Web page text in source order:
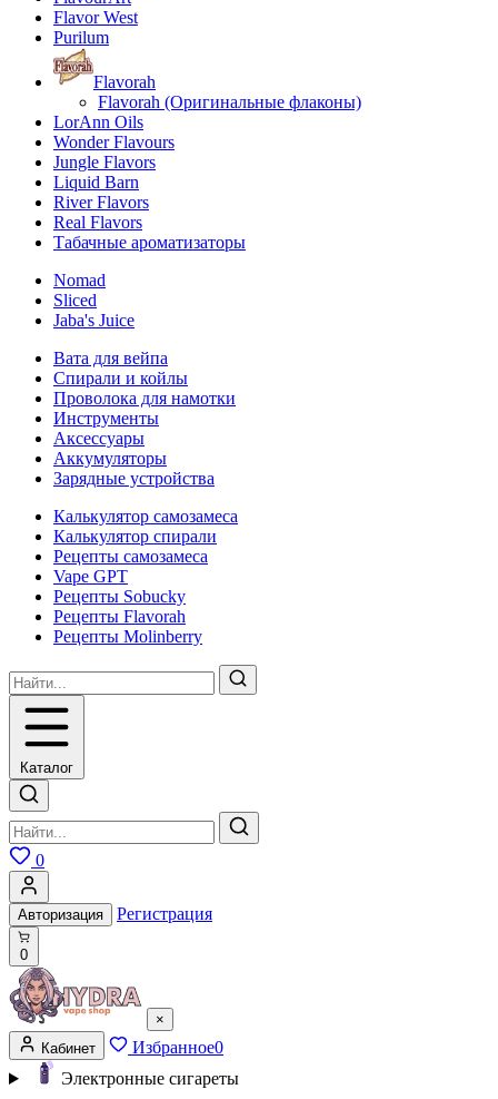
Flavor West
Purilum
Flavorah
Flavorah (Оригинальные флаконы)
LorAnn Oils
Wonder Flavours
Jungle Flavors
Liquid Barn
River Flavors
Real Flavors
Табачные ароматизаторы
Nomad
Sliced
Jaba's Juice
Вата для вейпа
Спирали и койлы
Проволока для намотки
Инструменты
Аксесcуары
Аккумуляторы
Зарядные устройства
Калькулятор самозамеса
Калькулятор спирали
Рецепты самозамеса
Vape GPT
Рецепты Sobucky
Рецепты Flavorah
Рецепты Molinberry
Каталог
0
Авторизация Регистрация
0
×
Кабинет
Избранное0
Электронные сигареты